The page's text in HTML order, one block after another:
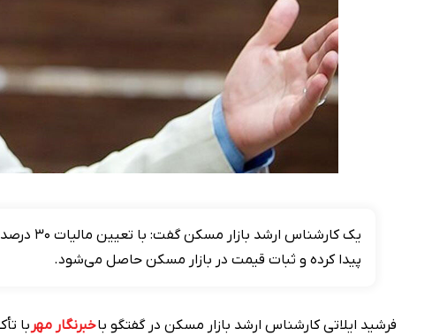
یک
پیدا کرده و ثبات قیمت در بازار مسکن حاصل می‌شود.
فرشید ایلاتی کارشناس ارشد بازار مسکن در گفتگو باخبرنگار مهر با